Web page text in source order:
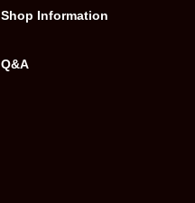
Shop Information
Q&A